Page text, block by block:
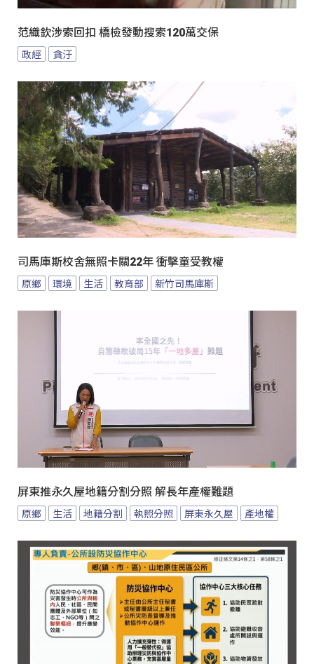
范織欽涉索回扣 橋檢發動搜索120萬交保
政經 貪汙
司馬庫斯校舍無照卡關22年 衝擊童受教權
原鄉 環境 生活 教育部 新竹司馬庫斯
屏東推永久屋地籍分割分照 解長年產權難題
原鄉 生活 地籍分割 執照分照 屏東永久屋 產地權